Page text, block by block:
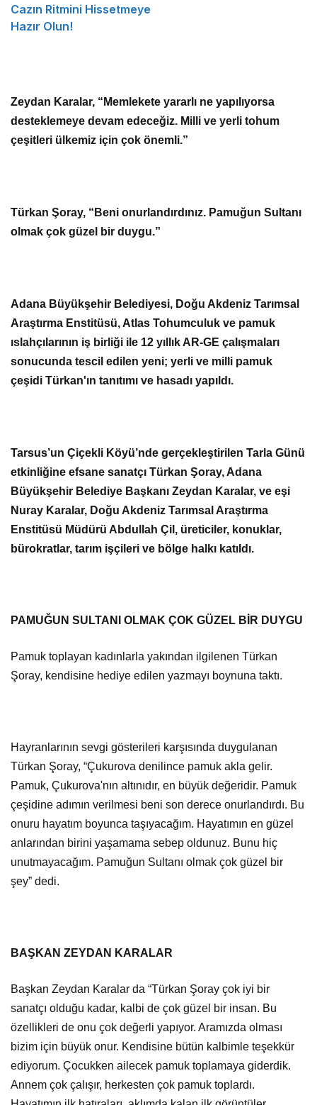
Cazın Ritmini Hissetmeye
Hazır Olun!
Zeydan Karalar, “Memlekete yararlı ne yapılıyorsa
desteklemeye devam edeceğiz. Milli ve yerli tohum
çeşitleri ülkemiz için çok önemli.”
Türkan Şoray, “Beni onurlandırdınız. Pamuğun Sultanı
olmak çok güzel bir duygu.”
Adana Büyükşehir Belediyesi, Doğu Akdeniz Tarımsal
Araştırma Enstitüsü, Atlas Tohumculuk ve pamuk
ıslahçılarının iş birliği ile 12 yıllık AR-GE çalışmaları
sonucunda tescil edilen yeni; yerli ve milli pamuk
çeşidi Türkan'ın tanıtımı ve hasadı yapıldı.
Tarsus’un Çiçekli Köyü’nde gerçekleştirilen Tarla Günü
etkinliğine efsane sanatçı Türkan Şoray, Adana
Büyükşehir Belediye Başkanı Zeydan Karalar, ve eşi
Nuray Karalar, Doğu Akdeniz Tarımsal Araştırma
Enstitüsü Müdürü Abdullah Çil, üreticiler, konuklar,
bürokratlar, tarım işçileri ve bölge halkı katıldı.
PAMUĞUN SULTANI OLMAK ÇOK GÜZEL BİR DUYGU
Pamuk toplayan kadınlarla yakından ilgilenen Türkan
Şoray, kendisine hediye edilen yazmayı boynuna taktı.
Hayranlarının sevgi gösterileri karşısında duygulanan
Türkan Şoray, “Çukurova denilince pamuk akla gelir.
Pamuk, Çukurova'nın altınıdır, en büyük değeridir. Pamuk
çeşidine adımın verilmesi beni son derece onurlandırdı. Bu
onuru hayatım boyunca taşıyacağım. Hayatımın en güzel
anlarından birini yaşamama sebep oldunuz. Bunu hiç
unutmayacağım. Pamuğun Sultanı olmak çok güzel bir
şey” dedi.
BAŞKAN ZEYDAN KARALAR
Başkan Zeydan Karalar da “Türkan Şoray çok iyi bir
sanatçı olduğu kadar, kalbi de çok güzel bir insan. Bu
özellikleri de onu çok değerli yapıyor. Aramızda olması
bizim için büyük onur. Kendisine bütün kalbimle teşekkür
ediyorum. Çocukken ailecek pamuk toplamaya giderdik.
Annem çok çalışır, herkesten çok pamuk toplardı.